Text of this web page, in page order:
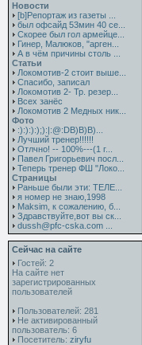
Новости
[b]Репортаж из газеты ...
был офсайд 53мин 40 се...
Скорее был гол армейце...
Гинер, Малюков, "арген...
А в чём причины столь ...
Статьи
Локомотив-2 стоит выше...
Спасибо, записал
Локомотив 2- Тр. резер...
Всех занёс
Локомотив 2 Медных ник...
Фото
:):):):);):|:@:DB)B)B)...
Лучший тренер!!!!!!
Отлчно! -- 100%---(1 г...
Павел Григорьевич посл...
Теперь тренер ФШ "Локо...
Страницы
Раньше были эти: ТЕЛЕ...
я номер не знаю,1998
Maksim, к сожалению, б...
Здравствуйте,вот вы ск...
dussh@pfc-cska.com ...
Сейчас на сайте
Гостей: 2
На сайте нет
зарегистрированных
пользователей
Пользователей: 281
Не активированный
пользователь: 6
Посетитель: ziryfu